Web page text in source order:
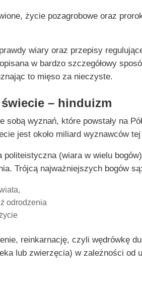
życie pozagrobowe oraz
wiary oraz przepisy
w bardzo szczegółowy
to mięso za nieczyste.
– hinduizm
wyznań, które powstały na
jest około miliard wyznawców
(wiara w wielu
Trójcą najważniejszych bogów są:
odrodzenia
reinkarnację, czyli wędrówkę
lub zwierzęcia) w zależności od